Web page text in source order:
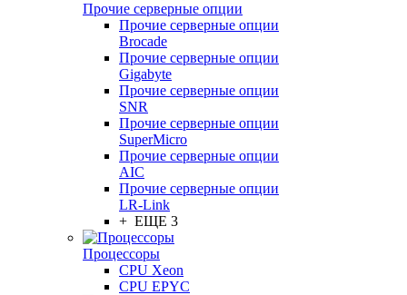
Прочие серверные опции
Прочие серверные опции
Brocade
Прочие серверные опции
Gigabyte
Прочие серверные опции
SNR
Прочие серверные опции
SuperMicro
Прочие серверные опции
AIC
Прочие серверные опции
LR-Link
+ ЕЩЕ 3
Процессоры
CPU Xeon
CPU EPYC